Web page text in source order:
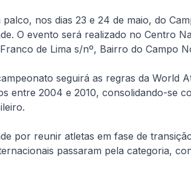
nos dias 23 e 24 de maio, do
O evento será realizado no Centro
de Lima s/nº, Bairro do Campo
seguirá as regras da World
entre 2004 e 2010, consolidando-se
por reunir atletas em fase de
passaram pela categoria,